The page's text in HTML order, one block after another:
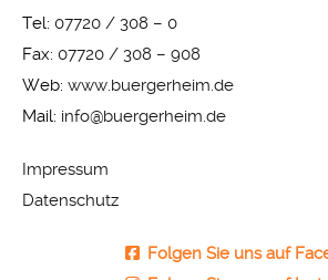
Tel: 07720 / 308 – 0
Fax: 07720 / 308 – 908
Web: www.buergerheim.de
Mail: info@buergerheim.de
Impressum
Datenschutz
Folgen Sie uns auf